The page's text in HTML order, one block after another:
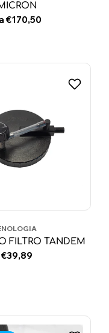
€170,50
FILTRO TANDEM
Prezzo
€39,89